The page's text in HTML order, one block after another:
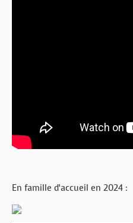
En famille d’accueil en 2024 :